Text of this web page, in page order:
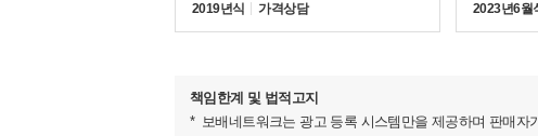
2019년식
가격상담
2023년 6월
책임한계 및 법적고지
보배네트워크는 광고 등록 시스템만을 제공하며 판매